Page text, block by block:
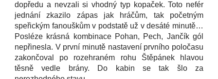
dopředu a nevzali si vhodný typ kopaček. Toto nefér
jednání zkazilo zápas jak hráčům, tak početným
speřickým fanouškům v podstatě už v desáté minutě…
Posléze krásná kombinace Pohan, Pech, Jančík gól
nepřinesla. V první minutě nastavení prvního poločasu
zakončoval po rozehraném rohu Štěpánek hlavou
těsně vedle brány. Do kabin se tak šlo za